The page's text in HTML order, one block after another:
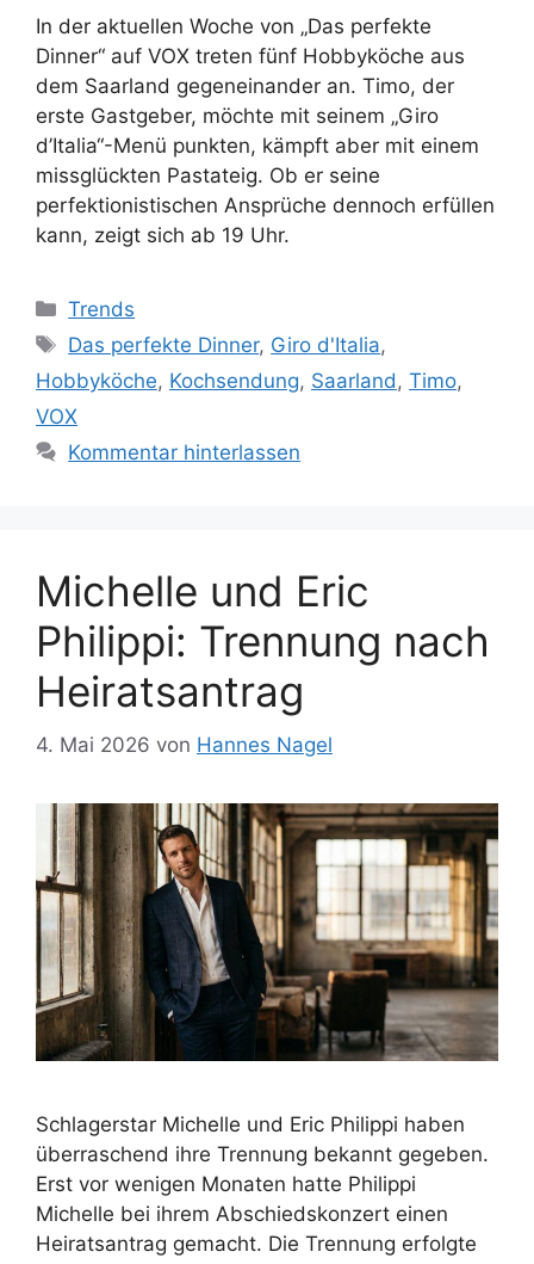
In der aktuellen Woche von „Das perfekte
Dinner“ auf VOX treten fünf Hobbyköche aus
dem Saarland gegeneinander an. Timo, der
erste Gastgeber, möchte mit seinem „Giro
d’Italia“-Menü punkten, kämpft aber mit einem
missglückten Pastateig. Ob er seine
perfektionistischen Ansprüche dennoch erfüllen
kann, zeigt sich ab 19 Uhr.
Kategorien
Trends
Schlagwörter
Das perfekte Dinner, Giro d'Italia,
Hobbyköche, Kochsendung, Saarland, Timo,
VOX
Kommentar hinterlassen
Michelle und Eric
Philippi: Trennung nach
Heiratsantrag
4. Mai 2026 von Hannes Nagel
Schlagerstar Michelle und Eric Philippi haben
überraschend ihre Trennung bekannt gegeben.
Erst vor wenigen Monaten hatte Philippi
Michelle bei ihrem Abschiedskonzert einen
Heiratsantrag gemacht. Die Trennung erfolgte